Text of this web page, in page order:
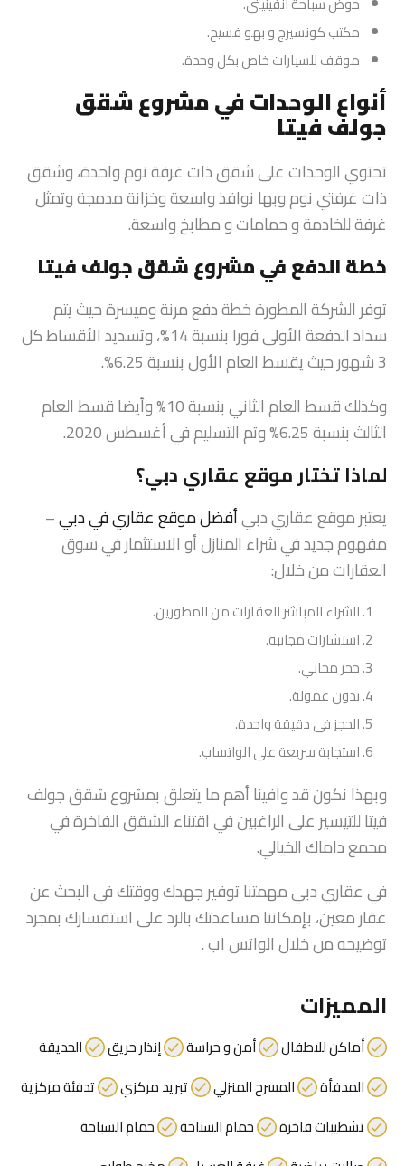
مكتب كونسيرج و بهو فسيح.
موقف للسيارات خاص بكل وحدة.
أنواع الوحدات في مشروع شقق
جولف فيتا
تحتوي الوحدات على شقق ذات غرفة نوم واحدة، وشقق
ذات غرفتي نوم وبها نوافذ واسعة وخزانة مدمجة وتمثل
غرفة للخادمة و حمامات و مطابخ واسعة.
خطة الدفع في مشروع شقق جولف فيتا
توفر الشركة المطورة خطة دفع مرنة وميسرة حيث يتم
سداد الدفعة الأولى فورا بنسبة 14%، وتسديد الأقساط كل
3 شهور حيث يقسط العام الأول بنسبة 6.25%.
وكذلك قسط العام الثاني بنسبة 10% وأيضا قسط العام
الثالث بنسبة 6.25% وتم التسليم في أغسطس 2020.
لماذا تختار موقع عقاري دبي؟
يعتبر موقع عقاري دبيأفضل موقع عقاري في دبي–
مفهوم جديد في شراء المنازل أو الاستثمار في سوق
العقارات من خلال:
الشراء المباشر للعقارات من المطورين.
استشارات مجانبة.
حجز مجاني.
بدون عمولة.
الحجز فى دقيقة واحدة.
استجابة سريعة على الواتساب.
وبهذا نكون قد وافينا أهم ما يتعلق بمشروع شقق جولف
فيتا للتيسير على الراغبين في اقتناء الشقق الفاخرة في
مجمع داماك الخيالي.
في عقاري دبي مهمتنا توفير جهدك ووقتك في البحث عن
عقار معين، بإمكاننا مساعدتك بالرد على استفسارك بمجرد
توضيحه من خلال الواتس اب .
المميزات
أماكن للاطفال أمن و حراسة إنذار حريق
الحديقة
المدفأة
المسرح المنزلي تبريد مركزي
تدفئة مركزية
تشطيبات فاخرة
حمام السباحة
حمام السباحة